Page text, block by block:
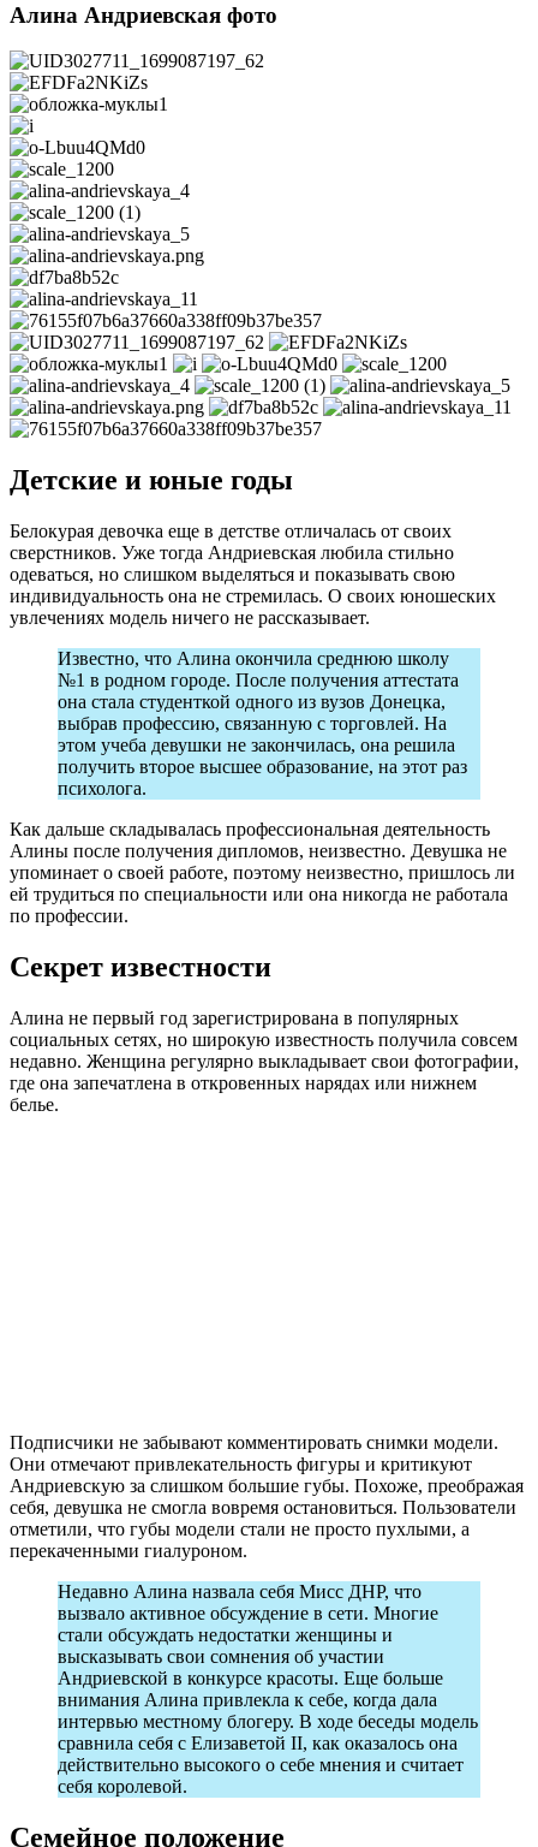
Алина Андриевская фото
Детские и юные годы
Белокурая девочка еще в детстве отличалась от своих
сверстников. Уже тогда Андриевская любила стильно
одеваться, но слишком выделяться и показывать свою
индивидуальность она не стремилась. О своих юношеских
увлечениях модель ничего не рассказывает.
Известно, что Алина окончила среднюю школу
№1 в родном городе. После получения аттестата
она стала студенткой одного из вузов Донецка,
выбрав профессию, связанную с торговлей. На
этом учеба девушки не закончилась, она решила
получить второе высшее образование, на этот раз
психолога.
Как дальше складывалась профессиональная деятельность
Алины после получения дипломов, неизвестно. Девушка не
упоминает о своей работе, поэтому неизвестно, пришлось ли
ей трудиться по специальности или она никогда не работала
по профессии.
Секрет известности
Алина не первый год зарегистрирована в популярных
социальных сетях, но широкую известность получила совсем
недавно. Женщина регулярно выкладывает свои фотографии,
где она запечатлена в откровенных нарядах или нижнем
белье.
Подписчики не забывают комментировать снимки модели.
Они отмечают привлекательность фигуры и критикуют
Андриевскую за слишком большие губы. Похоже, преображая
себя, девушка не смогла вовремя остановиться. Пользователи
отметили, что губы модели стали не просто пухлыми, а
перекаченными гиалуроном.
Недавно Алина назвала себя Мисс ДНР, что
вызвало активное обсуждение в сети. Многие
стали обсуждать недостатки женщины и
высказывать свои сомнения об участии
Андриевской в конкурсе красоты. Еще больше
внимания Алина привлекла к себе, когда дала
интервью местному блогеру. В ходе беседы модель
сравнила себя с Елизаветой II, как оказалось она
действительно высокого о себе мнения и считает
себя королевой.
Семейное положение